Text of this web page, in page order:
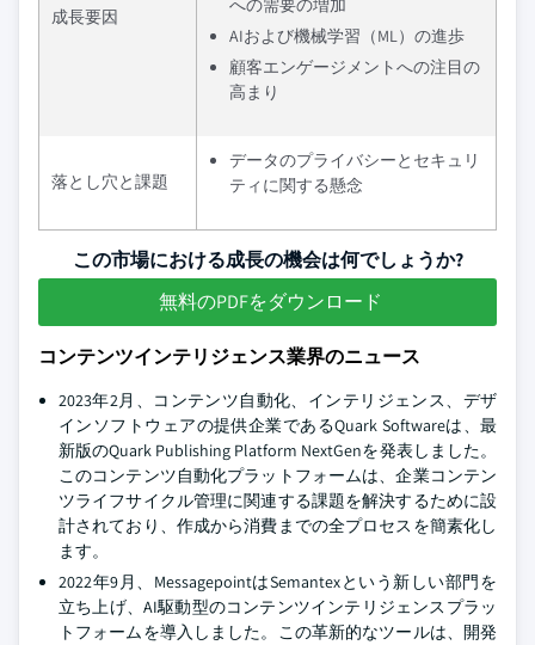
成長要因
への需要の増加
AIおよび機械学習（ML）の進歩
顧客エンゲージメントへの注目の
高まり
落とし穴と課題
データのプライバシーとセキュリ
ティに関する懸念
この市場における成長の機会は何でしょうか?
無料のPDFをダウンロード
コンテンツインテリジェンス業界のニュース
2023年2月、コンテンツ自動化、インテリジェンス、デザ
インソフトウェアの提供企業であるQuark Softwareは、最
新版のQuark Publishing Platform NextGenを発表しました。
このコンテンツ自動化プラットフォームは、企業コンテン
ツライフサイクル管理に関連する課題を解決するために設
計されており、作成から消費までの全プロセスを簡素化し
ます。
2022年9月、MessagepointはSemantexという新しい部門を
立ち上げ、AI駆動型のコンテンツインテリジェンスプラッ
トフォームを導入しました。この革新的なツールは、開発